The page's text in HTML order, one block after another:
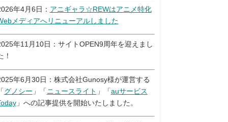
年4月6日： アニギャラ☆REWはアニメ特化
メディアへリニューアルしました
年11月10日：サイトOPEN9周年を迎えまし
！
年6月30日：株式会社Gunosy様が運営する
グノシー 」「 ニュースライト 」「auサービス
」への記事提供を開始いたしました。